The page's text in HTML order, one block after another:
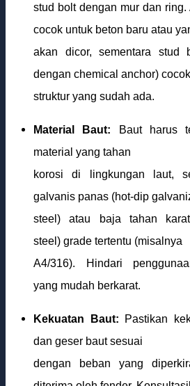
stud bolt dengan mur dan ring.
cocok untuk beton baru atau
akan dicor, sementara stud
dengan chemical anchor)
struktur yang sudah ada.
Material Baut: Baut harus
material yang tahan
korosi di lingkungan laut,
galvanis panas (hot-dip
steel) atau baja tahan
steel) grade tertentu (misalnya
A4/316). Hindari
yang mudah berkarat.
Kekuatan Baut: Pastikan
dan geser baut sesuai
dengan beban yang